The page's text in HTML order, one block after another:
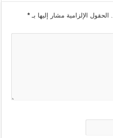
الحقول الإلزامية مشار إليها بـ*